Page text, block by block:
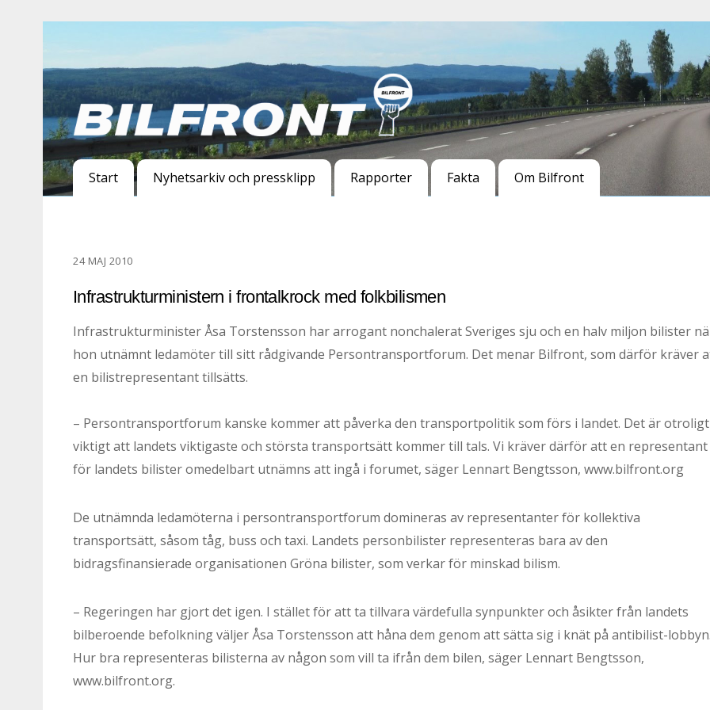
Start Nyhetsarkiv och pressklipp Rapporter Fakta Om Bilfront
24 MAJ 2010
Infrastrukturministern i frontalkrock med folkbilismen
Infrastrukturminister Åsa Torstensson har arrogant nonchalerat Sveriges sju och en halv miljon bilister
hon utnämnt ledamöter till sitt rådgivande Persontransportforum. Det menar Bilfront, som därför kräver
en bilistrepresentant tillsätts.
– Persontransportforum kanske kommer att påverka den transportpolitik som förs i landet. Det är otroligt
viktigt att landets viktigaste och största transportsätt kommer till tals. Vi kräver därför att en representant
för landets bilister omedelbart utnämns att ingå i forumet, säger Lennart Bengtsson, www.bilfront.org
De utnämnda ledamöterna i persontransportforum domineras av representanter för kollektiva
transportsätt, såsom tåg, buss och taxi. Landets personbilister representeras bara av den
bidragsfinansierade organisationen Gröna bilister, som verkar för minskad bilism.
– Regeringen har gjort det igen. I stället för att ta tillvara värdefulla synpunkter och åsikter från landets
bilberoende befolkning väljer Åsa Torstensson att håna dem genom att sätta sig i knät på antibilist-
Hur bra representeras bilisterna av någon som vill ta ifrån dem bilen, säger Lennart Bengtsson,
www.bilfront.org.